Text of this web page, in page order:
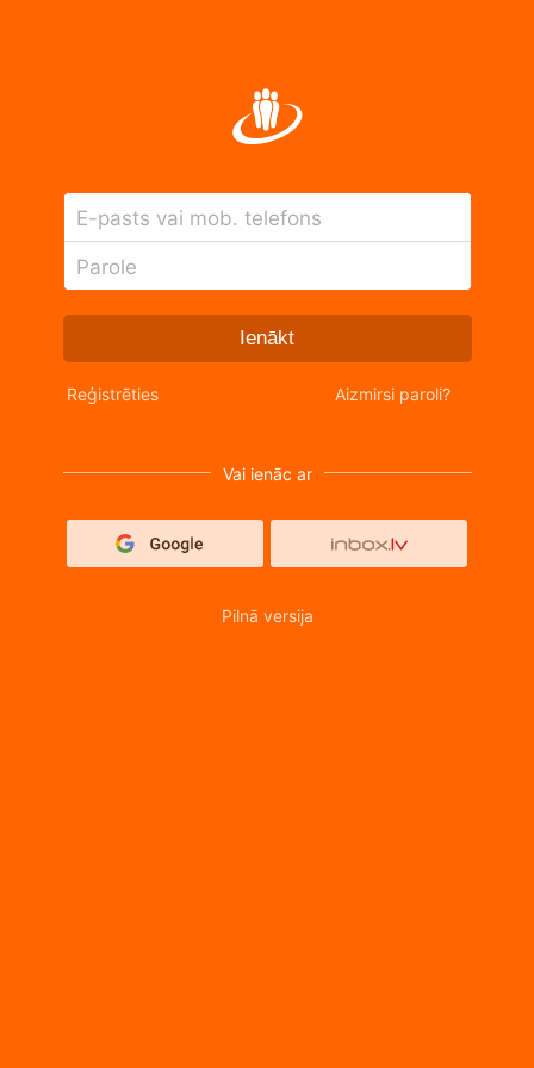
E-pasts vai mob. telefons
Parole
Ienākt
Reģistrēties Aizmirsi paroli?
Vai ienāc ar
Pilnā versija